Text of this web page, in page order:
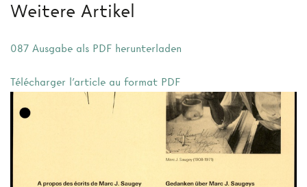
Weitere Artikel
087 Ausgabe als PDF herunterladen
Télécharger l'article au format PDF